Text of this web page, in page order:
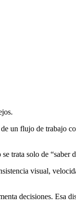
un flujo de trabajo
trata solo de
visual,
decisiones. Esa